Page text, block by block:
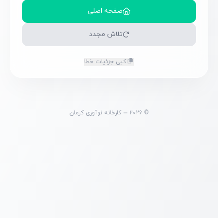
صفحه اصلی
تلاش مجدد
کپی جزئیات خطا
© 2026 — کارخانه نوآوری کرمان